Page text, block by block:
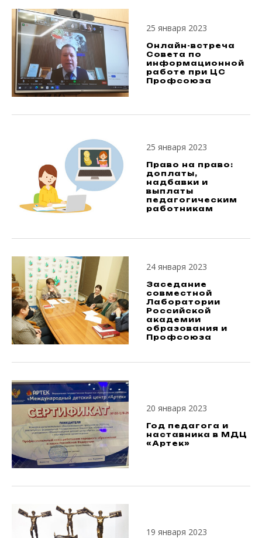
25 января 2023
Онлайн-встреча
Совета по
информационной
работе при ЦС
Профсоюза
25 января 2023
Право на право:
доплаты,
надбавки и
выплаты
педагогическим
работникам
24 января 2023
Заседание
совместной
Лаборатории
Российской
академии
образования и
Профсоюза
20 января 2023
Год педагога и
наставника в МДЦ
«Артек»
19 января 2023